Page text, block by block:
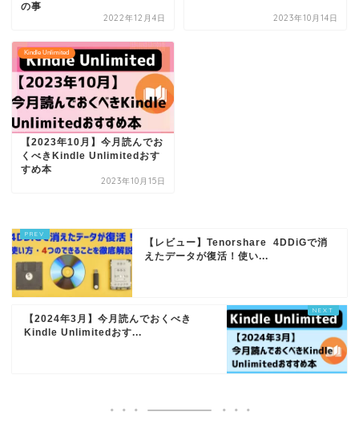
の事
2022年12月4日 2023年10月14日
Kindle Unlimited
【2023年10月】今月読んでお
くべきKindle Unlimitedおす
すめ本
2023年10月15日
【レビュー】Tenorshare 4DDiGで消
えたデータが復活！使い...
【2024年3月】今月読んでおくべき
Kindle Unlimitedおす...